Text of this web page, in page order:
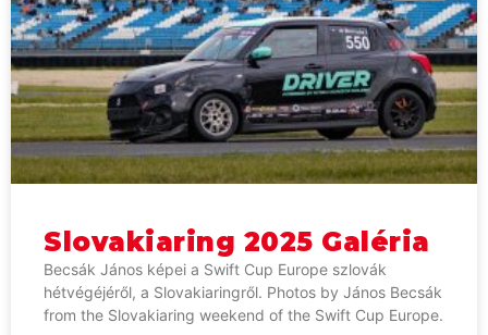
Slovakiaring 2025 Galéria
Becsák János képei a Swift Cup Europe szlovák
hétvégéjéről, a Slovakiaringről. Photos by János Becsák
from the Slovakiaring weekend of the Swift Cup Europe.